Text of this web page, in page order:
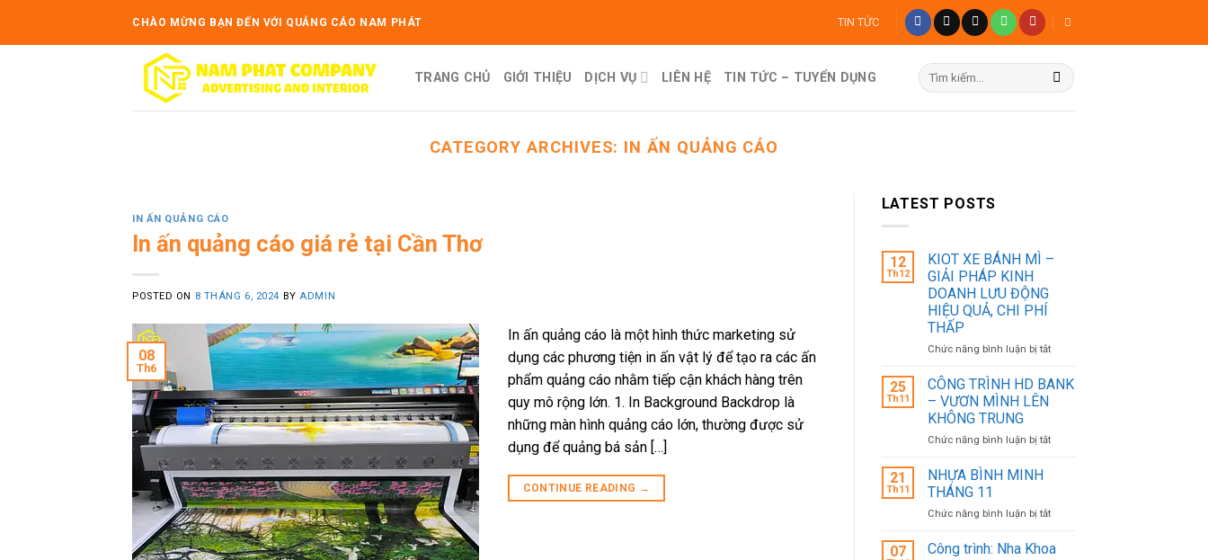
CHÀO MỪNG BẠN ĐẾN VỚI QUẢNG CÁO NAM PHÁT TIN TỨC
TRANG CHỦ GIỚI THIỆU DỊCH VỤ LIÊN HỆ TIN TỨC – TUYỂN DỤNG
Tìm
kiếm:
CATEGORY ARCHIVES: IN ẤN QUẢNG CÁO
IN ẤN QUẢNG CÁO
In ấn quảng cáo giá rẻ tại Cần Thơ
POSTED ON 8 THÁNG 6, 2024 BYADMIN
08
Th6
In ấn quảng cáo là một hình thức marketing sử
dụng các phương tiện in ấn vật lý để tạo ra các ấn
phẩm quảng cáo nhằm tiếp cận khách hàng trên
quy mô rộng lớn. 1. In Background Backdrop là
những màn hình quảng cáo lớn, thường được sử
dụng để quảng bá sản […]
CONTINUE READING →
LATEST POSTS
12
Th12
KIOT XE BÁNH MÌ –
GIẢI PHÁP KINH
DOANH LƯU ĐỘNG
HIỆU QUẢ, CHI PHÍ
THẤP
Chức năng bình luận bị tắtở
XE
GIẢI
ĐỘNG
QUẢ,
25
Th11
CÔNG TRÌNH HD BANK
– VƯƠN MÌNH LÊN
KHÔNG TRUNG
Chức năng bình luận bị tắtở
–
MÌNH
21
Th11
NHỰA BÌNH MINH
THÁNG 11
Chức năng bình luận bị tắtở
BÌNH
07
Công trình: Nha Khoa